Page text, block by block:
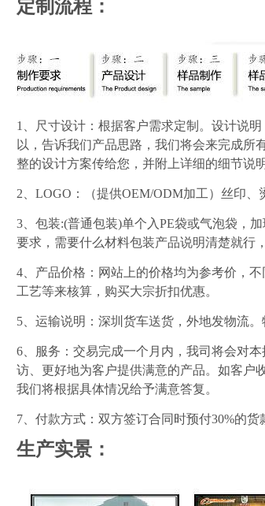
定制流程：
1、尺寸设计：根据客户需求定制。设计说
以，告诉我们产品思路，我们将会来完成所
整的设计方案传给您，并附上详细的细节说
2、LOGO：（提供OEM/ODM加工）丝印、
3、包装:(普通包装)单个入PE袋或气泡袋，
要求，需要什么材料包装产品说明清楚就行
4、产品价格：网站上的价格均为参考价，
工艺等来核算，购买大宗折扣优惠。
5、运输说明：深圳货车送货，外地发物流
6、服务：交易完成一个月内，我司将会对
访、更好地为客户提供满意的产品。如客户
我们将根据具体情况给予满意答复。
7、付款方式：双方签订合同时预付30%的货
生产实景：